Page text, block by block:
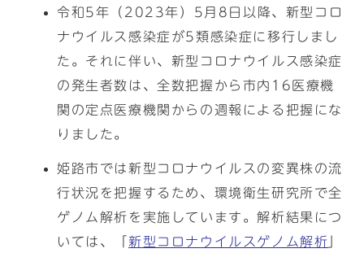
令和5年（2023年）5月8日以降、新型コロ
ナウイルス感染症が5類感染症に移行しまし
た。それに伴い、新型コロナウイルス感染症
の発生者数は、全数把握から市内16医療機
関の定点医療機関からの週報による把握にな
りました。
姫路市では新型コロナウイルスの変異株の流
行状況を把握するため、環境衛生研究所で全
ゲノム解析を実施しています。解析結果につ
いては、「 新型コロナウイルスゲノム解析